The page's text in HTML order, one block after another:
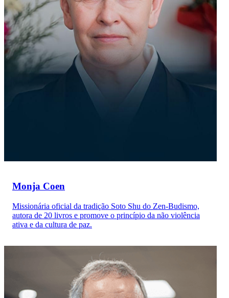
Monja Coen
Missionária oficial da tradição Soto Shu do Zen-Budismo,
autora de 20 livros e promove o princípio da não violência
ativa e da cultura de paz.